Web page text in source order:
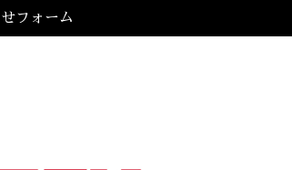
フォーム